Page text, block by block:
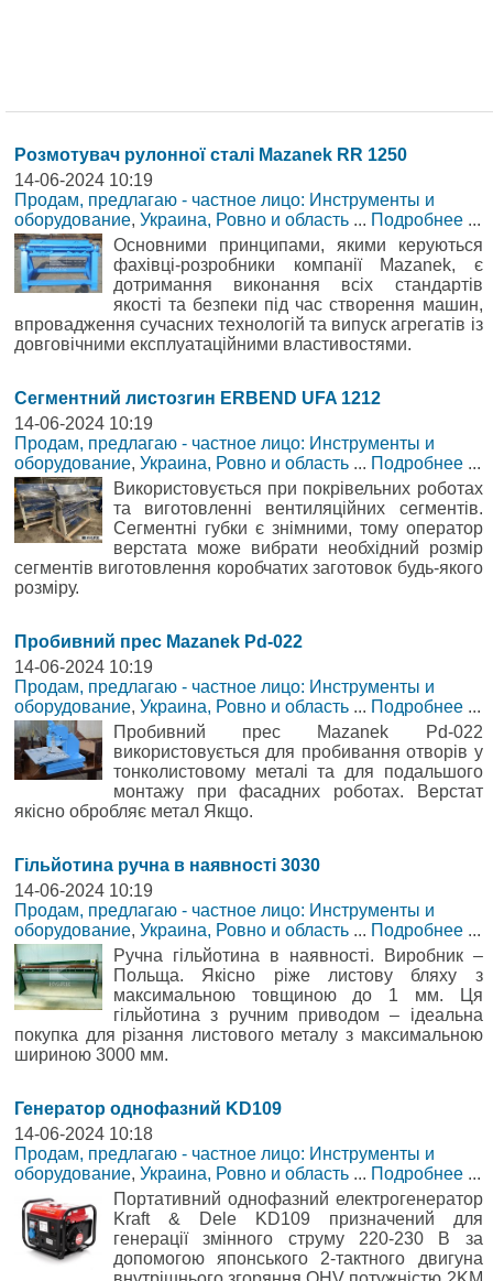
Розмотувач рулонної сталі Mazanek RR 1250
14-06-2024 10:19
Продам, предлагаю - частное лицо: Инструменты и
оборудование, Украина, Ровно и область ... Подробнее ...
Основними принципами, якими керуються
фахівці-розробники компанії Mazanek, є
дотримання виконання всіх стандартів
якості та безпеки під час створення машин,
впровадження сучасних технологій та випуск агрегатів із
довговічними експлуатаційними властивостями.
Сегментний листозгин ERBEND UFA 1212
14-06-2024 10:19
Продам, предлагаю - частное лицо: Инструменты и
оборудование, Украина, Ровно и область ... Подробнее ...
Використовується при покрівельних роботах
та виготовленні вентиляційних сегментів.
Сегментні губки є знімними, тому оператор
верстата може вибрати необхідний розмір
сегментів виготовлення коробчатих заготовок будь-якого
розміру.
Пробивний прес Mazanek Pd-022
14-06-2024 10:19
Продам, предлагаю - частное лицо: Инструменты и
оборудование, Украина, Ровно и область ... Подробнее ...
Пробивний прес Mazanek Pd-022
використовується для пробивання отворів у
тонколистовому металі та для подальшого
монтажу при фасадних роботах. Верстат
якісно обробляє метал Якщо.
Гільйотина ручна в наявності 3030
14-06-2024 10:19
Продам, предлагаю - частное лицо: Инструменты и
оборудование, Украина, Ровно и область ... Подробнее ...
Ручна гільйотина в наявності. Виробник –
Польща. Якісно ріже листову бляху з
максимальною товщиною до 1 мм. Ця
гільйотина з ручним приводом – ідеальна
покупка для різання листового металу з максимальною
шириною 3000 мм.
Генератор однофазний KD109
14-06-2024 10:18
Продам, предлагаю - частное лицо: Инструменты и
оборудование, Украина, Ровно и область ... Подробнее ...
Портативний однофазний електрогенератор
Kraft & Dele KD109 призначений для
генерації змінного струму 220-230 В за
допомогою японського 2-тактного двигуна